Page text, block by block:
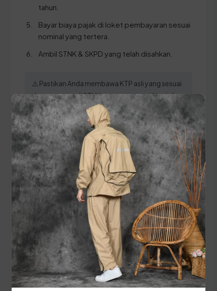
tahun.
Bayar biaya pajak di loket pembayaran sesuai
nominal yang tertera.
Ambil STNK & SKPD yang telah disahkan.
⚠️ Pastikan Anda membawa KTP asli yang sesuai
dengan nama di STNK agar proses verifikasi di
loket SAMSAT Kotabaru berjalan lancar tanpa
hambatan data.
Panduan Pajak 5 Tahunan
(Ganti Plat) di Kalimantan
Selatan
Setiap lima tahun, pemilik kendaraan wajib
melakukan pergantian pelat nomor dan cek fisik
kendaraan. Siapkan dokumen tambahan ini:
STNK asli
KTP asli